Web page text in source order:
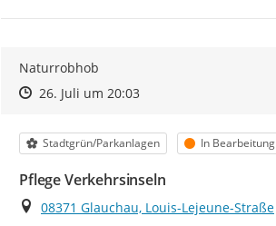
Naturrobhob
Zeitpunkt des Erstellens
Zeitpunkt des Erstellens
26. Juli um 20:03Zur Äußerung
Kategorie
Stadtgrün/Parkanlagen Status
In Bearbeitung
Pflege Verkehrsinseln
Ort
08371 Glauchau, Louis-Lejeune-Straße